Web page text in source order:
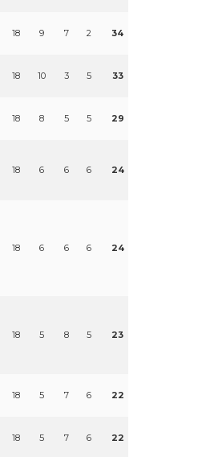
18 9 7 2 34
18 10 3 5 33
18 8 5 5 29
18 6 6 6 24
18 6 6 6 24
18 5 8 5 23
18 5 7 6 22
18 5 7 6 22